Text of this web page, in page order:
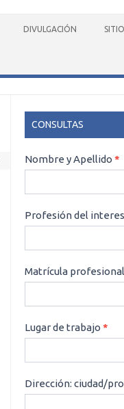
DIVULGACIÓN
CONSULTAS
CONSULTAS
Nombre y Apellido*
Profesión del
Matrícula profesional
Lugar de trabajo*
Dirección: ciudad/